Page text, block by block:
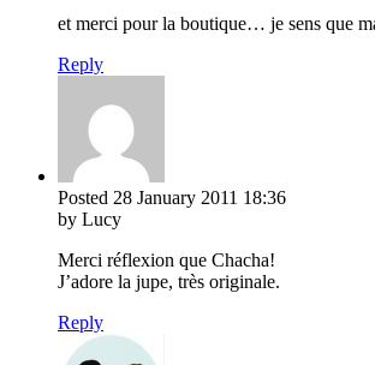
et merci pour la boutique… je sens que
Reply
Posted 28 January 2011 18:36
by Lucy
Merci réflexion que Chacha!
J’adore la jupe, très originale.
Reply